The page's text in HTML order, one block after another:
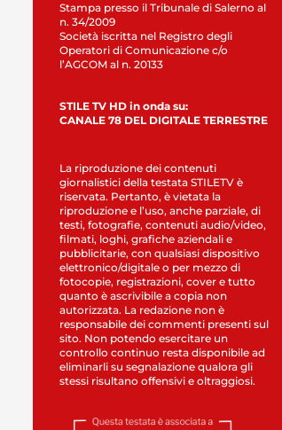
Stampa presso il Tribunale di Salerno al
n. 34/2009
Società iscritta nel Registro degli
Operatori di Comunicazione c/o
l’AGCOM al n. 20133
STILE TV HD in onda su:
CANALE 78 DEL DIGITALE TERRESTRE
La riproduzione dei contenuti
giornalistici della testata STILETV è
riservata. Pertanto, è vietata la
riproduzione e l’uso, anche parziale, di
testi, fotografie, contenuti audio/video,
filmati, loghi, grafiche aziendali e
pubblicitarie, con qualsiasi dispositivo
elettronico/digitale o per mezzo di
fotocopie, registrazioni, cover e tutto
quanto è ascrivibile a copia non
autorizzata. La redazione non è
responsabile dei commenti presenti sul
sito. Non potendo esercitare un
controllo continuo resta disponibile ad
eliminarli su segnalazione qualora gli
stessi risultano offensivi e oltraggiosi.